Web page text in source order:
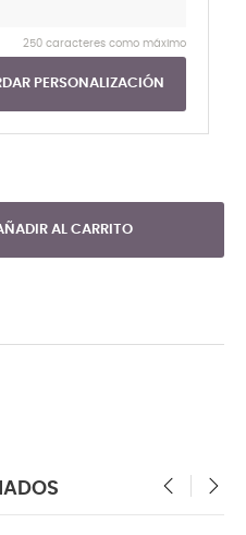
250 caracteres como máximo
PERSONALIZACIÓN
AL CARRITO